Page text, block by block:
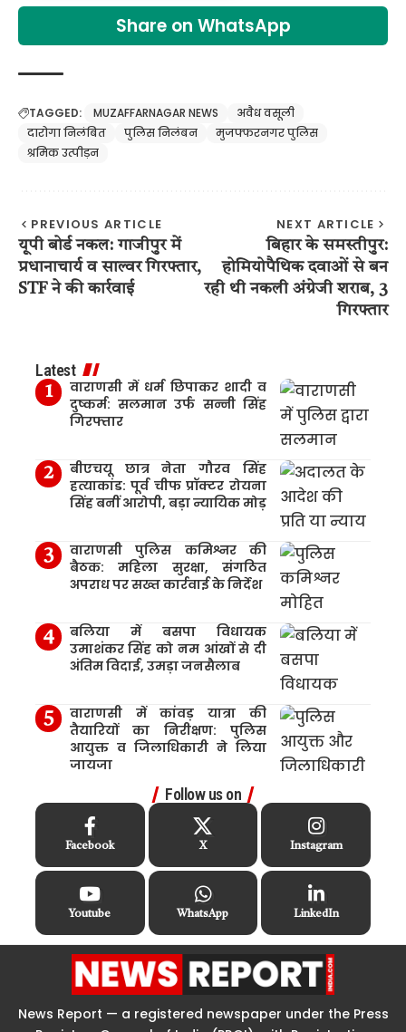
Share on WhatsApp
TAGGED: MUZAFFARNAGAR NEWS
अवैध वसूली
दारोगा निलंबित
पुलिस निलंबन
मुजफ्फरनगर पुलिस
श्रमिक उत्पीड़न
PREVIOUS ARTICLE
यूपी बोर्ड नकल: गाजीपुर में
प्रधानाचार्य व साल्वर गिरफ्तार,
STF ने की कार्रवाई
NEXT ARTICLE
बिहार के समस्तीपुर:
होमियोपैथिक दवाओं से बन
रही थी नकली अंग्रेजी शराब, 3
गिरफ्तार
Latest
वाराणसी में धर्म छिपाकर शादी व
दुष्कर्म: सलमान उर्फ सन्नी सिंह
गिरफ्तार
बीएचयू छात्र नेता गौरव सिंह
हत्याकांड: पूर्व चीफ प्रॉक्टर रोयना
सिंह बनीं आरोपी, बड़ा न्यायिक मोड़
वाराणसी पुलिस कमिश्नर की
बैठक: महिला सुरक्षा, संगठित
अपराध पर सख्त कार्रवाई के निर्देश
बलिया में बसपा विधायक
उमाशंकर सिंह को नम आंखों से दी
अंतिम विदाई, उमड़ा जनसैलाब
वाराणसी में कांवड़ यात्रा की
तैयारियों का निरीक्षण: पुलिस
आयुक्त व जिलाधिकारी ने लिया
जायजा
Follow us on
Facebook X Instagram
Youtube WhatsApp LinkedIn
News Report — a registered newspaper under the Press